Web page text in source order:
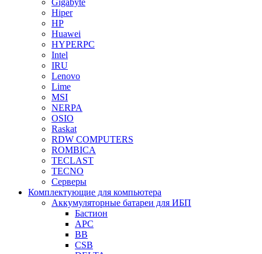
Gigabyte
Hiper
HP
Huawei
HYPERPC
Intel
IRU
Lenovo
Lime
MSI
NERPA
OSIO
Raskat
RDW COMPUTERS
ROMBICA
TECLAST
TECNO
Серверы
Комплектующие для компьютера
Аккумуляторные батареи для ИБП
Бастион
APC
BB
CSB